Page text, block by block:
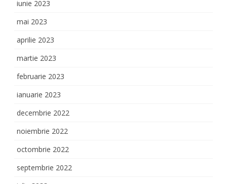
iunie 2023
mai 2023
aprilie 2023
martie 2023
februarie 2023
ianuarie 2023
decembrie 2022
noiembrie 2022
octombrie 2022
septembrie 2022